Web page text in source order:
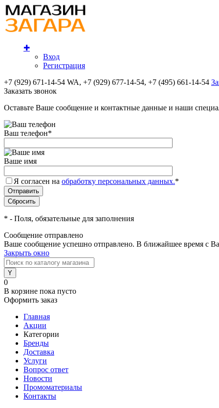
✚
Вход
Регистрация
+7 (929) 671-14-54 WA, +7 (929) 677-14-54, +7 (495) 661-14-54
Заказать звонок
Оставьте Ваше сообщение и контактные данные и наши
Ваш телефон*
Ваше имя
Я согласен на обработку персональных данных.*
* - Поля, обязательные для заполнения
Сообщение отправлено
Ваше сообщение успешно отправлено. В ближайшее время с
Закрыть окно
0
В корзине пока пусто
Оформить заказ
Главная
Акции
Категории
Бренды
Доставка
Услуги
Вопрос ответ
Новости
Промоматериалы
Контакты